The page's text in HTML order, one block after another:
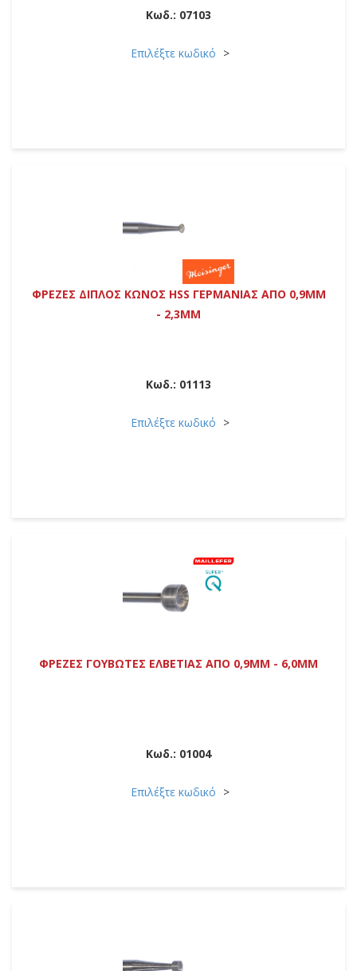
Κωδ.: 07103
Επιλέξτε κωδικό
ΦΡΕΖΕΣ ΔΙΠΛΟΣ ΚΩΝΟΣ HSS ΓΕΡΜΑΝΙΑΣ ΑΠΟ 0,9MM
- 2,3MM
Κωδ.: 01113
Επιλέξτε κωδικό
ΦΡΕΖΕΣ ΓΟΥΒΩΤΕΣ ΕΛΒΕΤΙΑΣ ΑΠΟ 0,9MM - 6,0MM
Κωδ.: 01004
Επιλέξτε κωδικό